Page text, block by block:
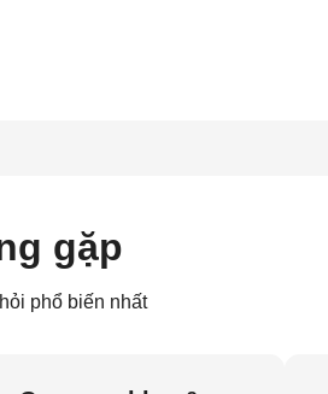
gặp
phổ biến nhất